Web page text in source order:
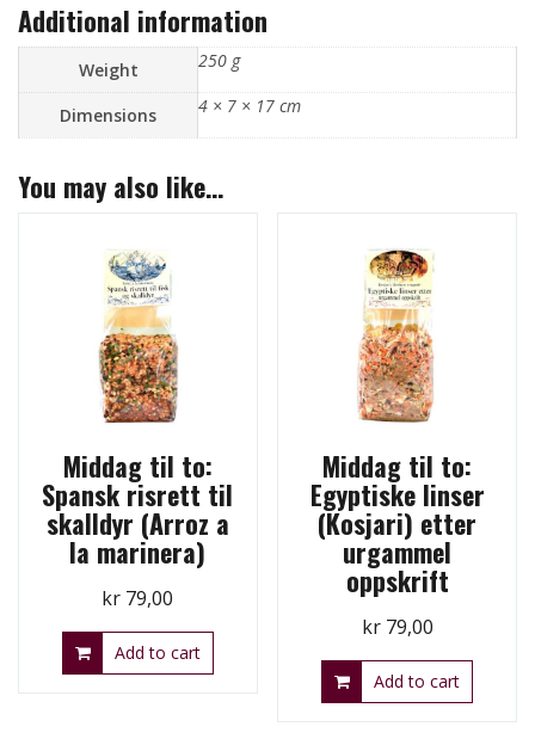
Additional information
Weight 250 g
Dimensions 4 × 7 × 17 cm
You may also like…
Middag til to:
Spansk risrett til
skalldyr (Arroz a
la marinera)
kr 79,00
Add to cart
Middag til to:
Egyptiske linser
(Kosjari) etter
urgammel
oppskrift
kr79,00
Add to cart